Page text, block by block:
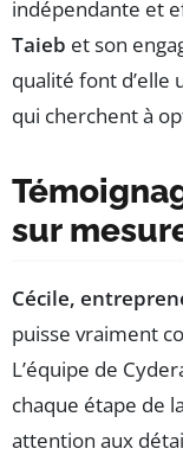
indépendante et
Taieb et son
qualité font d’elle
qui cherchent à
sur
Cécile,
puisse vraiment
L’équipe de
chaque étape de
attention aux